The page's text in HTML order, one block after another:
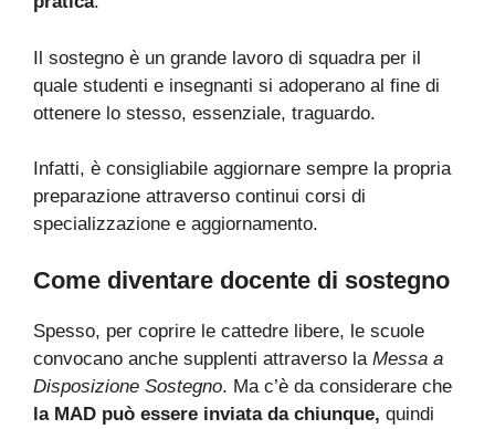
Il sostegno è un grande lavoro di squadra per il
quale studenti e insegnanti si adoperano al fine di
ottenere lo stesso, essenziale, traguardo.
Infatti, è consigliabile aggiornare sempre la propria
preparazione attraverso continui corsi di
specializzazione e aggiornamento.
Come diventare docente di sostegno
Spesso, per coprire le cattedre libere, le scuole
convocano anche supplenti attraverso la Messa a
Disposizione Sostegno. Ma c’è da considerare che
la MAD può essere inviata da chiunque, quindi